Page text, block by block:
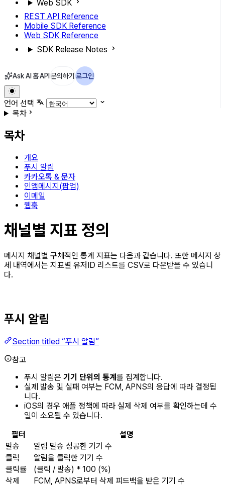
Web SDK
REST API Reference
Mobile SDK Reference
Web SDK Reference
SDK Release Notes
Ask AI 홈API 문의하기 로그인
언어 선택
목차
목차
개요
푸시 알림
카카오톡 & 문자
인앱메시지(팝업)
이메일
웹훅
채널별 지표 정의
메시지 채널별 구체적인 통계 지표는 다음과 같습니다. 또한 메시지 상
세 내역에서는 지표별 유저ID 리스트를 CSV로 다운받을 수 있습니
다.
푸시 알림
Section titled “푸시 알림”
참고
푸시 알림은 기기 단위의 통계 를 집계합니다.
실제 발송 및 실패 여부는 FCM, APNS의 응답에 따라 결정됩
니다.
iOS의 경우 애플 정책에 따라 실제 삭제 여부를 확인하는데 수
일이 소요될 수 있습니다.
필터
설명
발송
알림 발송 성공한 기기 수
클릭
알림을 클릭한 기기 수
클릭률
(클릭 / 발송) * 100 (%)
삭제
FCM, APNS로부터 삭제 피드백을 받은 기기 수